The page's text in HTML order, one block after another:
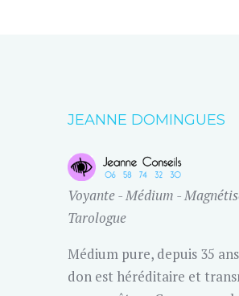
JEANNE DOMINGUES
Voyante - Médium -
Tarologue
Médium pure, depuis 35
don est héréditaire et